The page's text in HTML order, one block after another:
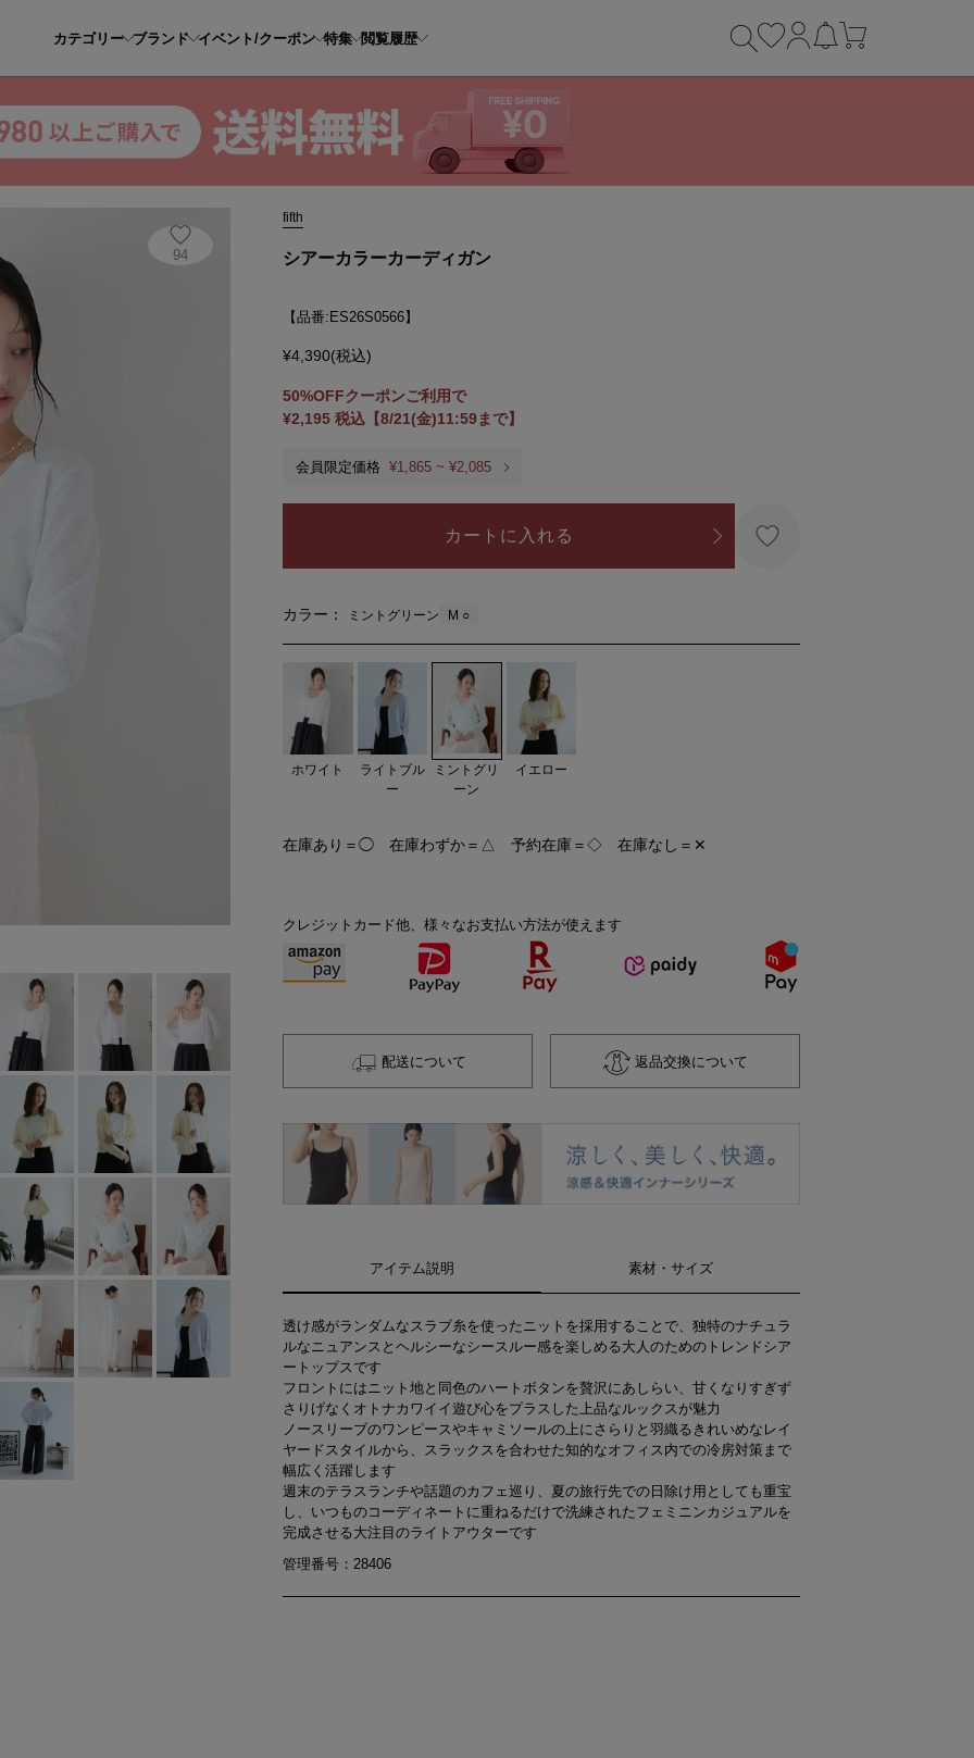
カテゴリー ブランド イベント/クーポン 特集 閲覧履歴
94
fifth
シアーカラーカーディガン
【品番:ES26S0566】
¥4,390(税込)
50%OFFクーポンご利用で
¥2,195 税込【8/21(金)11:59まで】
会員限定価格 ¥1,865 ~ ¥2,085
カートに入れる
カラー： ミントグリーン M ○
ホワイト
ライトブル
ー
ミントグリ
ーン
イエロー
在庫あり＝◯ 在庫わずか＝△ 予約在庫＝◇ 在庫なし＝✕
クレジットカード他、様々なお支払い方法が使えます
配送について 返品交換について
アイテム説明 素材・サイズ
透け感がランダムなスラブ糸を使ったニットを採用することで、独特のナチュラ
ルなニュアンスとヘルシーなシースルー感を楽しめる大人のためのトレンドシア
ートップスです
フロントにはニット地と同色のハートボタンを贅沢にあしらい、甘くなりすぎず
さりげなくオトナカワイイ遊び心をプラスした上品なルックスが魅力
ノースリーブのワンピースやキャミソールの上にさらりと羽織るきれいめなレイ
ヤードスタイルから、スラックスを合わせた知的なオフィス内での冷房対策まで
幅広く活躍します
週末のテラスランチや話題のカフェ巡り、夏の旅行先での日除け用としても重宝
し、いつものコーディネートに重ねるだけで洗練されたフェミニンカジュアルを
完成させる大注目のライトアウターです
管理番号：28406